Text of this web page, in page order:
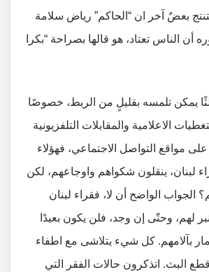
بعضٌ آخر ان “الحاكم” رياض سلامة
الناس تعتاد، هو قالها بصراحة “بكرا
يمكن تلمسه بقليلٍ من الربط، خصوصًا
الاعلامية والمقابلات التلفزيونية
مواقع التواصل الاجتماعي، فهؤلاء
لبنان، ينقلون شكواهم واوجاعهم، لكن
الجواب الواضح أن لا، فقراء لبنان
لهم، وحتّى إن وجد، فلن يكون بعيدًا
بآلامهم. كل شيء يتلاشى مع اطفاء
البث. اتذكرون حالات الفقر التي